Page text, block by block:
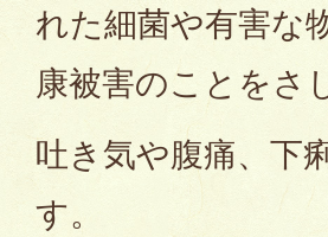
れた細菌や有害な
康被害のことをさ
吐き気や腹痛、下
す。